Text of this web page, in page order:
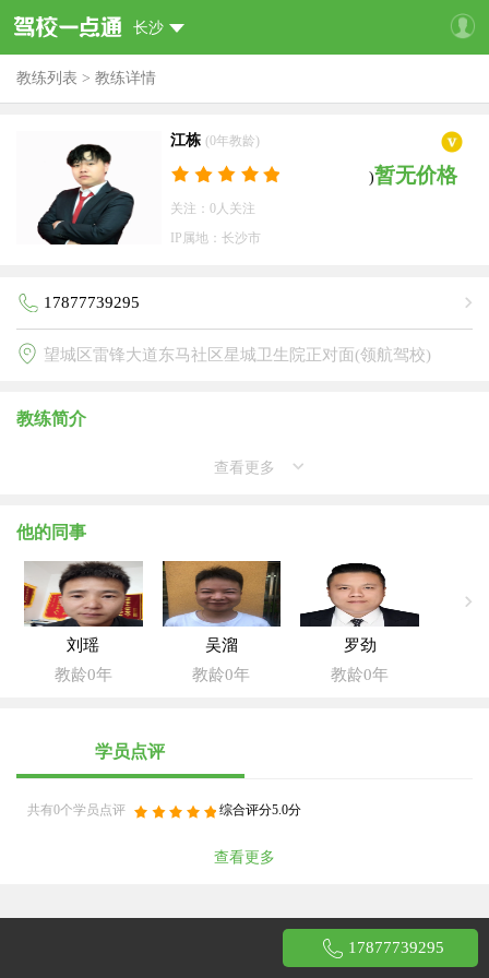
长沙
教练列表 > 教练详情
江栋 (0年教龄)
)暂无价格
关注：0人关注
IP属地：长沙市
17877739295
望城区雷锋大道东马社区星城卫生院正对面(领航驾校)
教练简介
查看更多
他的同事
刘瑶
教龄0年
吴溜
教龄0年
罗劲
教龄0年
学员点评
共有0个学员点评 综合评分5.0分
查看更多
17877739295